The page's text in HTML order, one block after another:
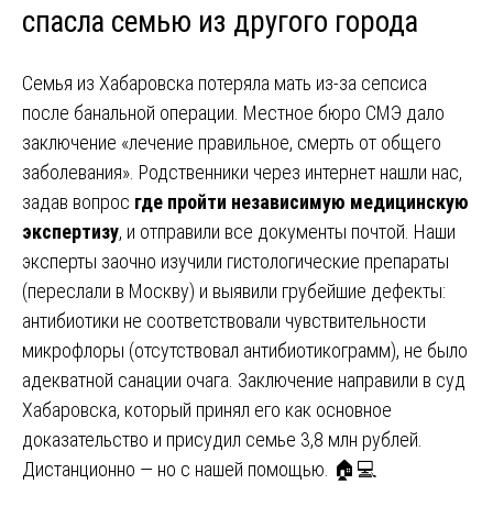
спасла семью из другого города
Семья из Хабаровска потеряла мать из-за сепсиса
после банальной операции. Местное бюро СМЭ дало
заключение «лечение правильное, смерть от общего
заболевания». Родственники через интернет нашли нас,
задав вопрос где пройти независимую медицинскую
экспертизу, и отправили все документы почтой. Наши
эксперты заочно изучили гистологические препараты
(переслали в Москву) и выявили грубейшие дефекты:
антибиотики не соответствовали чувствительности
микрофлоры (отсутствовал антибиотикограмм), не было
адекватной санации очага. Заключение направили в суд
Хабаровска, который принял его как основное
доказательство и присудил семье 3,8 млн рублей.
Дистанционно — но с нашей помощью. 🏠💻